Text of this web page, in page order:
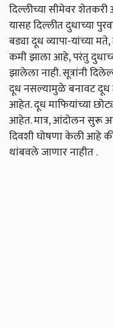
दिल्लीच्या सीमेवर
यासह दिल्लीत दुधाच्या
बड्या दूध व्यापा-यांच्या
कमी झाला आहे, परंतु
झालेला नाही. सूत्रांनी
दूध नसल्यामुळे बनावट दूध
आहेत. दूध माफियांच्या
आहेत. मात्र, आंदोलन सुरू
दिवशी घोषणा केली आहे
थांबवले जाणार नाहीत .